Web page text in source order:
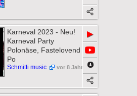
Karneval 2023 - Neu!
Karneval Party
Polonäse, Fastelovend
Po
Schmitti music vor 8 Jahr
▶